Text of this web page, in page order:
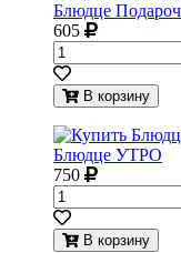
Блюдце
605
В корзину
Блюдце УТРО
750
В корзину